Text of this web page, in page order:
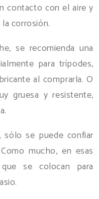
contacto con el aire y
corrosión.
se recomienda una
para trípodes,
al comprarla. O
gruesa y resistente,
sólo se puede confiar
mucho, en esas
se colocan para